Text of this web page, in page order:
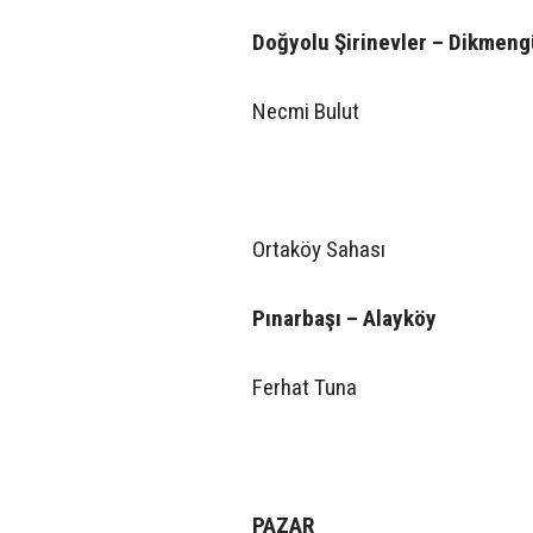
Doğyolu Şirinevler –
Necmi Bulut
Ortaköy Sahası
Pınarbaşı – Alayköy
Ferhat Tuna
PAZAR